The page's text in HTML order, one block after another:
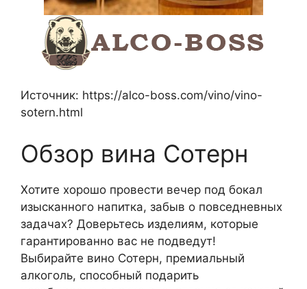
Источник: https://alco-boss.com/vino/vino-
sotern.html
Обзор вина Сотерн
Хотите хорошо провести вечер под бокал
изысканного напитка, забыв о повседневных
задачах? Доверьтесь изделиям, которые
гарантированно вас не подведут!
Выбирайте вино Сотерн, премиальный
алкоголь, способный подарить